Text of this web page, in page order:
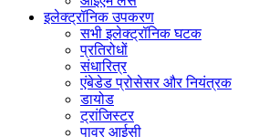
इलेक्ट्रॉनिक उपकरण
सभी इलेक्ट्रॉनिक घटक
प्रतिरोधों
संधारित्र
एंबेडेड प्रोसेसर और नियंत्रक
डायोड
ट्रांजिस्टर
पावर आईसी